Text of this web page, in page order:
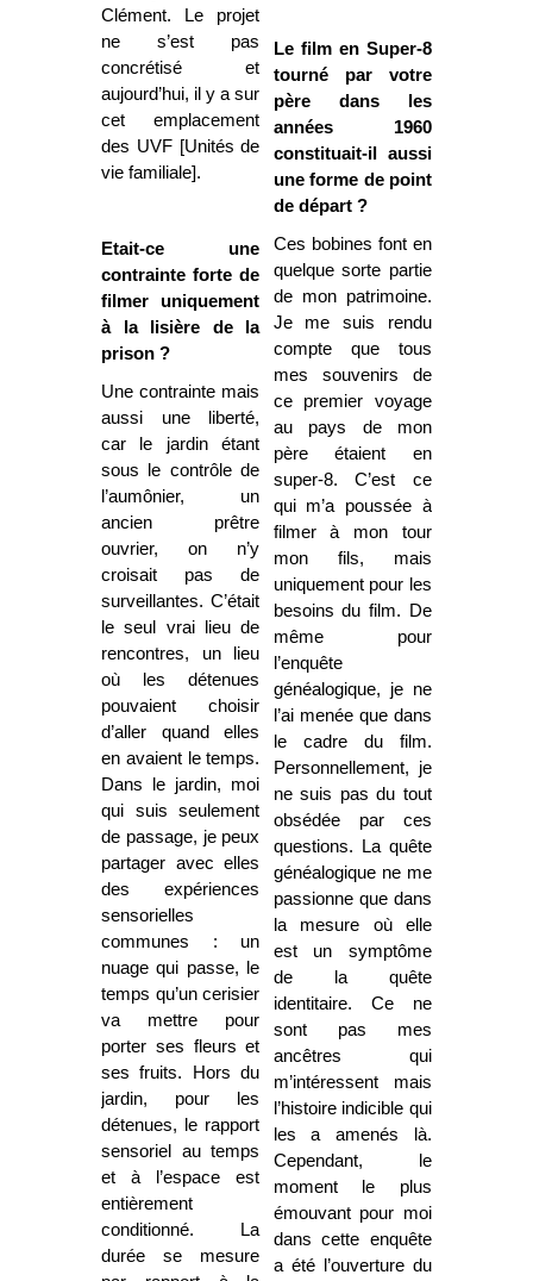
Clément. Le projet
ne s’est pas
concrétisé et
aujourd’hui, il y a sur
cet emplacement
des UVF [Unités de
vie familiale].
Etait-ce une
contrainte forte de
filmer uniquement
à la lisière de la
prison ?
Une contrainte mais
aussi une liberté,
car le jardin étant
sous le contrôle de
l’aumônier, un
ancien prêtre
ouvrier, on n’y
croisait pas de
surveillantes. C’était
le seul vrai lieu de
rencontres, un lieu
où les détenues
pouvaient choisir
d’aller quand elles
en avaient le temps.
Dans le jardin, moi
qui suis seulement
de passage, je peux
partager avec elles
des expériences
sensorielles
communes : un
nuage qui passe, le
temps qu’un cerisier
va mettre pour
porter ses fleurs et
ses fruits. Hors du
jardin, pour les
détenues, le rapport
sensoriel au temps
et à l’espace est
entièrement
conditionné. La
durée se mesure
Le film en Super-8
tourné par votre
père dans les
années 1960
constituait-il aussi
une forme de point
de départ ?
Ces bobines font en
quelque sorte partie
de mon patrimoine.
Je me suis rendu
compte que tous
mes souvenirs de
ce premier voyage
au pays de mon
père étaient en
super-8. C’est ce
qui m’a poussée à
filmer à mon tour
mon fils, mais
uniquement pour les
besoins du film. De
même pour
l’enquête
généalogique, je ne
l’ai menée que dans
le cadre du film.
Personnellement, je
ne suis pas du tout
obsédée par ces
questions. La quête
généalogique ne me
passionne que dans
la mesure où elle
est un symptôme
de la quête
identitaire. Ce ne
sont pas mes
ancêtres qui
m’intéressent mais
l’histoire indicible qui
les a amenés là.
Cependant, le
moment le plus
émouvant pour moi
dans cette enquête
a été l’ouverture du